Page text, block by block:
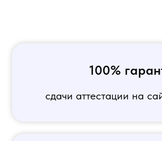
100%
сдачи аттестации на